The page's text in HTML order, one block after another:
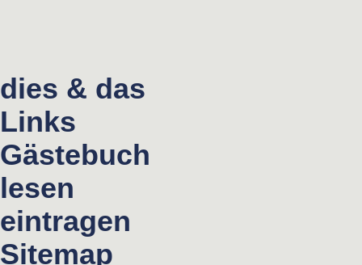
dies & das
Links
Gästebuch
lesen
eintragen
Sitemap